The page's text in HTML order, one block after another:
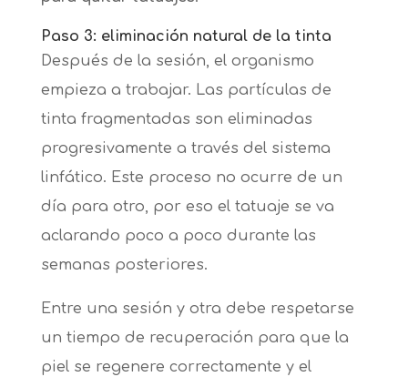
Paso 3: eliminación natural de la tinta
Después de la sesión, el organismo
empieza a trabajar. Las partículas de
tinta fragmentadas son eliminadas
progresivamente a través del sistema
linfático. Este proceso no ocurre de un
día para otro, por eso el tatuaje se va
aclarando poco a poco durante las
semanas posteriores.
Entre una sesión y otra debe respetarse
un tiempo de recuperación para que la
piel se regenere correctamente y el